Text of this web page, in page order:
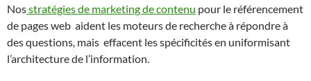
Nosstratégies de marketing de contenu pour le référencement
de pages web aident les moteurs de recherche à répondre à
des questions, mais effacent les spécificités en uniformisant
l’architecture de l’information.